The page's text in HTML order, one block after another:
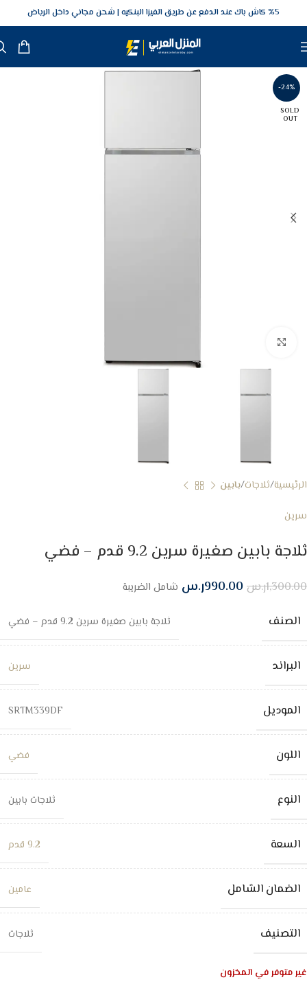
5‎% كاش باك عند الدفع عن طريق الفيزا البنكيه شحن مجاني داخل الرياض
-24%
SOLD
OUT
الرئيسية ثلاجات بابين
سرين
ثلاجة بابين صغيرة سرين 9.2 قدم – فضي
1,300.00ر.س990.00ر.س شامل الضريبة
الصنف ثلاجة بابين صغيرة سرين 9.2 قدم – فضي
البراند سرين
الموديل SRTM339DF
اللون فضي
النوع ثلاجات بابين
السعة 9.2 قدم
الضمان الشامل عامين
التصنيف ثلاجات
غير متوفر في المخزون